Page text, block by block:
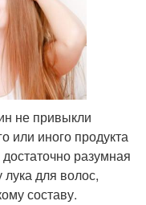
не привыкли
или иного продукта
разумная
для волос,
составу.